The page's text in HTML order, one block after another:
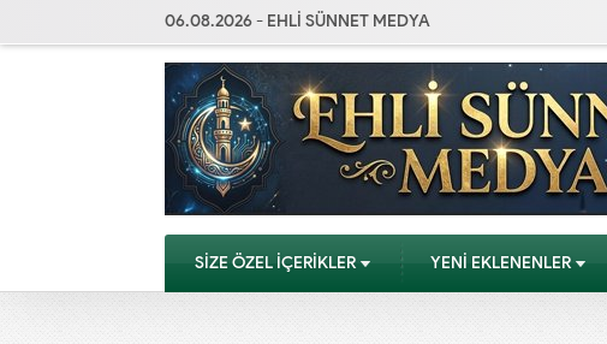
06.08.2026 - EHLİ SÜNNET MEDYA
SİZE ÖZEL İÇERİKLER YENİ EKLENENLER